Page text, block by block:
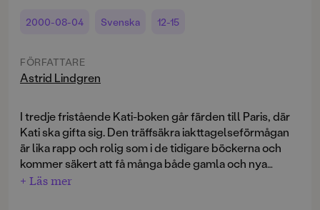
2000-08-04 Svenska 12-15
FÖRFATTARE
Astrid Lindgren
I tredje fristående Kati-boken går färden till Paris, där
Kati ska gifta sig. Den träffsäkra iakttagelseförmågan
är lika rapp och rolig som i de tidigare böckerna och
kommer säkert att få många både gamla och nya
läsare att skratta högt åt Katis upplevelser!
+ Läs mer